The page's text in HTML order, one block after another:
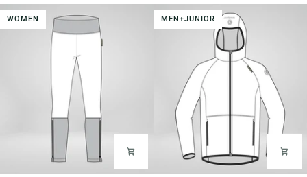
WOMEN MEN+JUNIOR